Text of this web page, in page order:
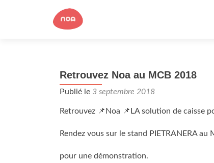
Retrouvez Noa au MCB 2018
Publié le 3 septembre 2018
Retrouvez 📌 Noa 📌 LA solution de caisse
Rendez vous sur le stand PIETRANERA au
pour une démonstration.